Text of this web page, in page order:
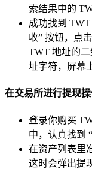
索结果中的
成功找到
收” 按钮，点
TWT 地址的
址字符，屏幕
在交易所进行提现
登录你购买
中，认真找到
在资产列表里
这时会弹出提